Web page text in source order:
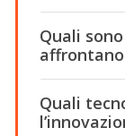
Quali
Quali